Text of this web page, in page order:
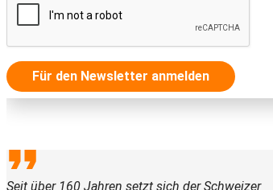
Für den Newsletter anmelden
Seit über 160 Jahren setzt sich der Schweizer